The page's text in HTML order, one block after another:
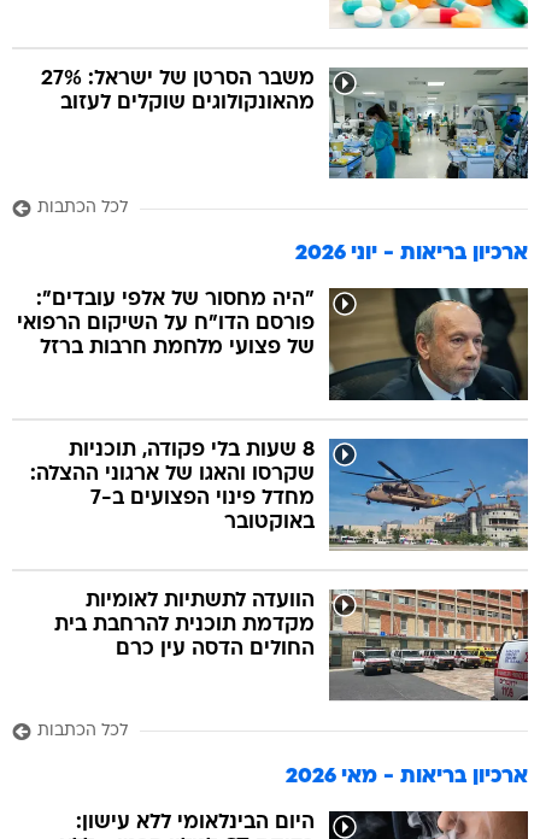
משבר הסרטן של ישראל: 27%
מהאונקולוגים שוקלים לעזוב
לכל הכתבות
ארכיון בריאות - יוני 2026
"היה מחסור של אלפי עובדים":
פורסם הדו"ח על השיקום הרפואי
של פצועי מלחמת חרבות ברזל
8 שעות בלי פקודה, תוכניות
שקרסו והאגו של ארגוני ההצלה:
מחדל פינוי הפצועים ב-7
באוקטובר
הוועדה לתשתיות לאומיות
מקדמת תוכנית להרחבת בית
החולים הדסה עין כרם
לכל הכתבות
ארכיון בריאות - מאי 2026
היום הבינלאומי ללא עישון: